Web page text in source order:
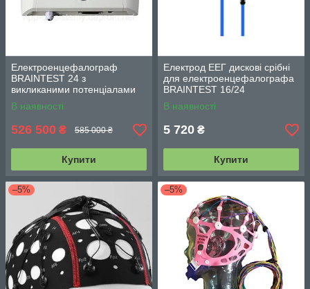
Електроенцефалограф
BRAINTEST 24 з
викликаними потенціалами
та функцією довготривалого
відеомоніторингу
В наявності
526 500 ₴ 585 000 ₴
Купити
Електрод ЕЕГ дискові срібні
для електроенцефалографа
BRAINTEST 16/24
В наявності
5 720 ₴
Купити
–5% –5%